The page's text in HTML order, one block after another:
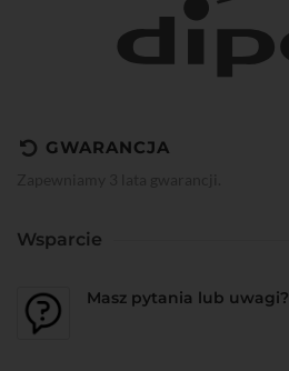
GWARANCJA
Wsparcie
Masz pytania lub uwagi?